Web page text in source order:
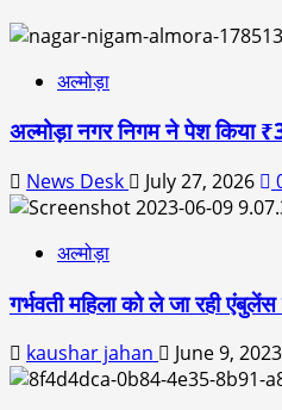
अल्मोड़ा
अल्मोड़ा नगर निगम ने पेश किया
News Desk July 27, 2026
अल्मोड़ा
गर्भवती महिला को ले जा रही
kaushar jahan June 9, 2023